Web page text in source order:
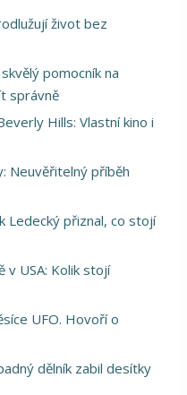
život bez
pomocník na
správně
Hills: Vlastní kino i
Neuvěřitelný příběh
Ledecký přiznal, co stojí
v USA: Kolik stojí
UFO. Hovoří o
dělník zabil desítky